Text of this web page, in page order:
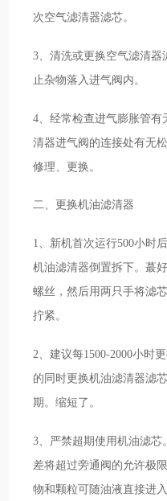
次空气滤清器滤芯。
3、清洗或更换空气滤清
止杂物落入进气阀内。
4、经常检查进气膨胀管
清器进气阀的连接处有无
修理、更换。
二、更换机油滤清器
1、新机首次运行500小时
机油滤清器倒置拆下。蕞
螺丝，然后用两只手将滤
拧紧。
2、建议每1500-2000小时
的同时更换机油滤清器滤
期。缩短了。
3、严禁超期使用机油滤
差将超过旁通阀的允许极
物和颗粒可随油液直接进